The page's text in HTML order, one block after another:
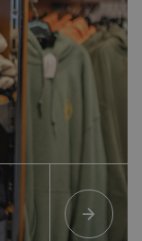
arrow_forward